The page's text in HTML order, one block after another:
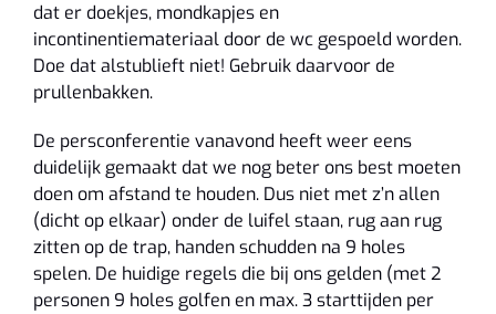
dat er doekjes, mondkapjes en
incontinentiemateriaal door de wc gespoeld worden.
Doe dat alstublieft niet! Gebruik daarvoor de
prullenbakken.
De persconferentie vanavond heeft weer eens
duidelijk gemaakt dat we nog beter ons best moeten
doen om afstand te houden. Dus niet met z’n allen
(dicht op elkaar) onder de luifel staan, rug aan rug
zitten op de trap, handen schudden na 9 holes
spelen. De huidige regels die bij ons gelden (met 2
personen 9 holes golfen en max. 3 starttijden per